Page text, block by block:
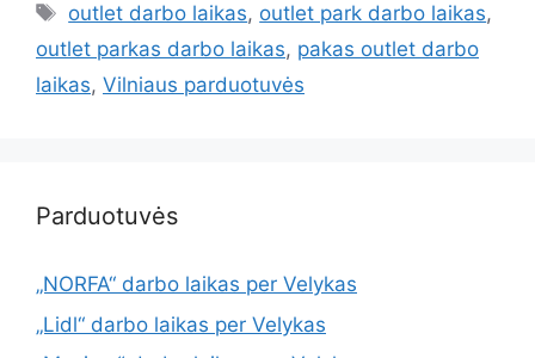
outlet darbo laikas, outlet park darbo laikas,
outlet parkas darbo laikas, pakas outlet darbo
laikas, Vilniaus parduotuvės
Parduotuvės
„NORFA“ darbo laikas per Velykas
„Lidl“ darbo laikas per Velykas